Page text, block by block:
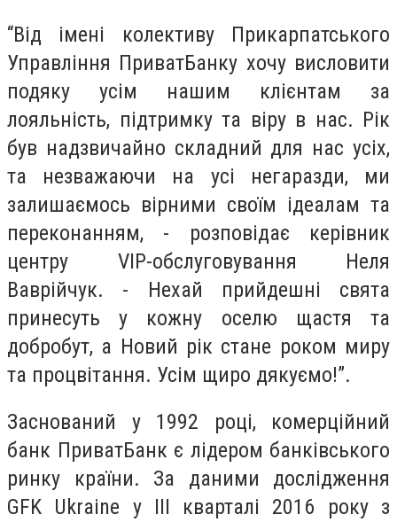
“Від імені колективу Прикарпатського
Управління ПриватБанку хочу висловити
подяку усім нашим клієнтам за
лояльність, підтримку та віру в нас. Рік
був надзвичайно складний для нас усіх,
та незважаючи на усі негаразди, ми
залишаємось вірними своїм ідеалам та
переконанням, - розповідає керівник
центру VIP-обслуговування Неля
Ваврійчук. - Нехай прийдешні свята
принесуть у кожну оселю щастя та
добробут, а Новий рік стане роком миру
та процвітання. Усім щиро дякуємо!”.
Заснований у 1992 році, комерційний
банк ПриватБанк є лідером банківського
ринку країни. За даними дослідження
GFK Ukraine у ІІІ кварталі 2016 року з